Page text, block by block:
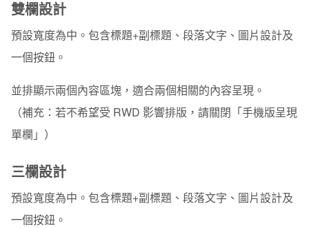
雙欄設計
預設寬度為中。包含標題+副標題、段落文字、圖片設計及
一個按鈕。
並排顯示兩個內容區塊，適合兩個相關的內容呈現。
（補充：若不希望受 RWD 影響排版，請關閉「手機版呈現
單欄」）
三欄設計
預設寬度為中。包含標題+副標題、段落文字、圖片設計及
一個按鈕。